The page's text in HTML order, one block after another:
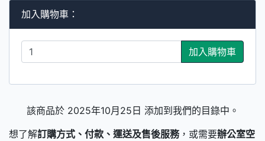
加入購物車：
加入購物車
該商品於 2025年10月25日 添加到我們的目錄中。
想了解訂購方式、付款、運送及售後服務，或需要辦公室空